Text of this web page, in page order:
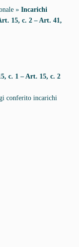
» Incarichi
15, c. 2 – Art. 41,
c. 1 – Art. 15, c. 2
conferito incarichi